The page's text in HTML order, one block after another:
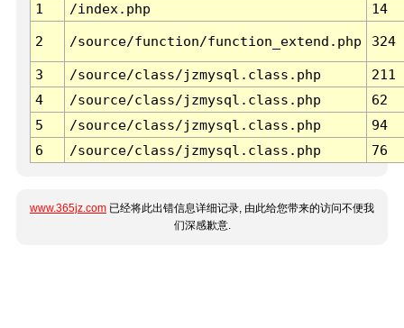
1
/index.php 14
2 /source/function/function_extend.php 324
3 /source/class/jzmysql.class.php
211
4
/source/class/jzmysql.class.php
62
5
/source/class/jzmysql.class.php
94
6
/source/class/jzmysql.class.php 76
www.365jz.com 已经将此出错信息详细记录, 由此给您带来的访问不便我
们深感歉意.